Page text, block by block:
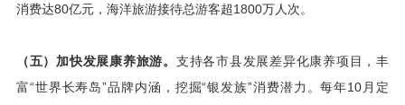
消费达80亿元，海洋旅游接待总游客超1800万人次。
（五）加快发展康养旅游。 支持各市县发展差异化康养项目，丰
富“世界长寿岛”品牌内涵，挖掘“银发族”消费潜力。每年10月定